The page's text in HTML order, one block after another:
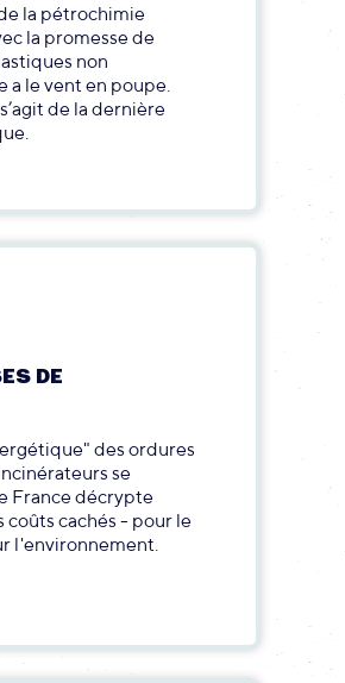
la pétrochimie
la promesse de
non
a le vent en poupe.
de la dernière
DE
des ordures
se
France décrypte
cachés - pour le
l'environnement.